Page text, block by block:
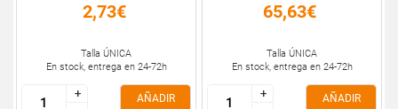
2,73€
Talla ÚNICA
En stock, entrega en 24-72h
+
+
AÑADIR
65,63€
Talla ÚNICA
En stock, entrega en 24-72h
+
+
AÑADIR